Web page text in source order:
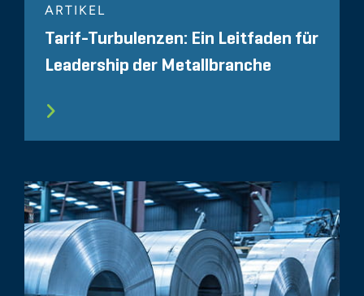
ARTIKEL
Tarif-Turbulenzen: Ein Leitfaden für
Leadership der Metallbranche